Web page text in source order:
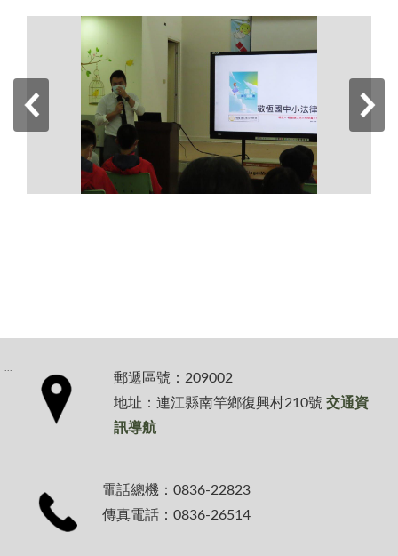
:::
郵遞區號：209002
地址：連江縣南竿鄉復興村210號 交通資
訊導航
電話總機：0836-22823
傳真電話：0836-26514